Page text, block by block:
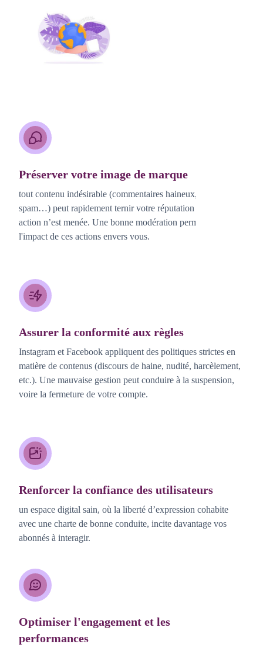
Préserver votre image de marque
tout contenu indésirable (commentaires haineux, faux avis,
spam…) peut rapidement ternir votre réputation si aucune
action n’est menée. Une bonne modération permet de réduire
l'impact de ces actions envers vous.
Assurer la conformité aux règles
Instagram et Facebook appliquent des politiques strictes en
matière de contenus (discours de haine, nudité, harcèlement,
etc.). Une mauvaise gestion peut conduire à la suspension,
voire la fermeture de votre compte.
Renforcer la confiance des utilisateurs
un espace digital sain, où la liberté d’expression cohabite
avec une charte de bonne conduite, incite davantage vos
abonnés à interagir.
Optimiser l'engagement et les
performances